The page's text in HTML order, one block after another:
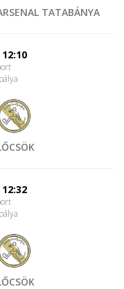
TATABÁNYA
12:10
12:32